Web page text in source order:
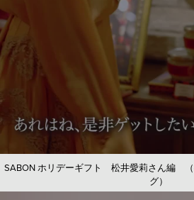
SABON ホリデーギフト 松井愛莉さん編 （
グ）